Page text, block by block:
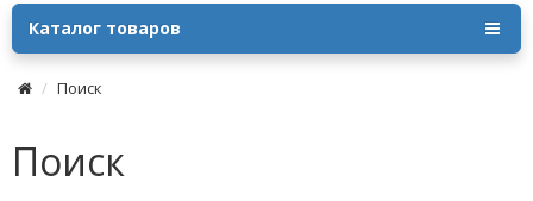
Каталог товаров
Поиск
Поиск